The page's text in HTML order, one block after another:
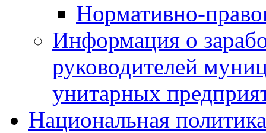
Нормативно-
Информация о
руководителей
унитарных
Национальная политика